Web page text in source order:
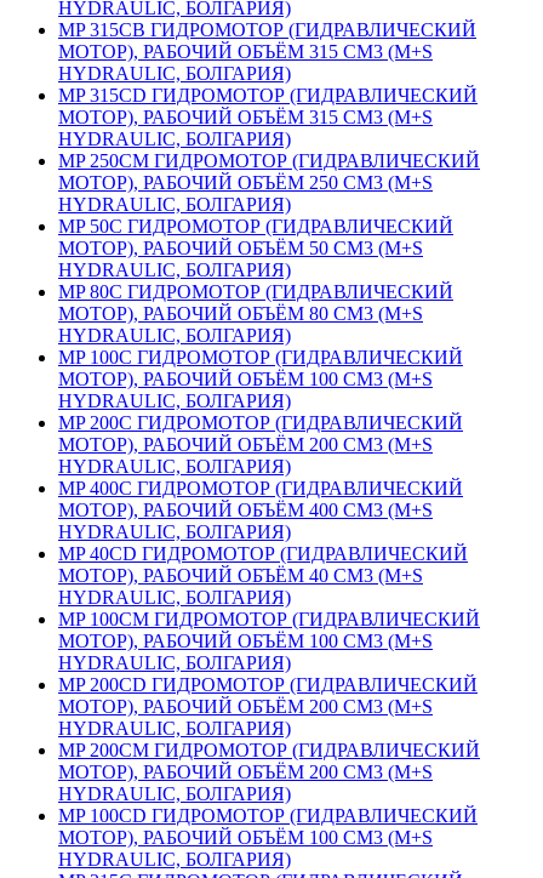
HYDRAULIC, БОЛГАРИЯ)
MP 315СВ ГИДРОМОТОР (ГИДРАВЛИЧЕСКИЙ
МОТОР), РАБОЧИЙ ОБЪЁМ 315 СМ3 (M+S
HYDRAULIC, БОЛГАРИЯ)
MP 315СD ГИДРОМОТОР (ГИДРАВЛИЧЕСКИЙ
МОТОР), РАБОЧИЙ ОБЪЁМ 315 СМ3 (M+S
HYDRAULIC, БОЛГАРИЯ)
MP 250СМ ГИДРОМОТОР (ГИДРАВЛИЧЕСКИЙ
МОТОР), РАБОЧИЙ ОБЪЁМ 250 СМ3 (M+S
HYDRAULIC, БОЛГАРИЯ)
MP 50С ГИДРОМОТОР (ГИДРАВЛИЧЕСКИЙ
МОТОР), РАБОЧИЙ ОБЪЁМ 50 СМ3 (M+S
HYDRAULIC, БОЛГАРИЯ)
MP 80С ГИДРОМОТОР (ГИДРАВЛИЧЕСКИЙ
МОТОР), РАБОЧИЙ ОБЪЁМ 80 СМ3 (M+S
HYDRAULIC, БОЛГАРИЯ)
MP 100С ГИДРОМОТОР (ГИДРАВЛИЧЕСКИЙ
МОТОР), РАБОЧИЙ ОБЪЁМ 100 СМ3 (M+S
HYDRAULIC, БОЛГАРИЯ)
MP 200С ГИДРОМОТОР (ГИДРАВЛИЧЕСКИЙ
МОТОР), РАБОЧИЙ ОБЪЁМ 200 СМ3 (M+S
HYDRAULIC, БОЛГАРИЯ)
MP 400С ГИДРОМОТОР (ГИДРАВЛИЧЕСКИЙ
МОТОР), РАБОЧИЙ ОБЪЁМ 400 СМ3 (M+S
HYDRAULIC, БОЛГАРИЯ)
MP 40СD ГИДРОМОТОР (ГИДРАВЛИЧЕСКИЙ
МОТОР), РАБОЧИЙ ОБЪЁМ 40 СМ3 (M+S
HYDRAULIC, БОЛГАРИЯ)
МP 100СM ГИДРОМОТОР (ГИДРАВЛИЧЕСКИЙ
МОТОР), РАБОЧИЙ ОБЪЁМ 100 СМ3 (M+S
HYDRAULIC, БОЛГАРИЯ)
MP 200СD ГИДРОМОТОР (ГИДРАВЛИЧЕСКИЙ
МОТОР), РАБОЧИЙ ОБЪЁМ 200 СМ3 (M+S
HYDRAULIC, БОЛГАРИЯ)
MP 200СМ ГИДРОМОТОР (ГИДРАВЛИЧЕСКИЙ
МОТОР), РАБОЧИЙ ОБЪЁМ 200 СМ3 (M+S
HYDRAULIC, БОЛГАРИЯ)
MP 100СD ГИДРОМОТОР (ГИДРАВЛИЧЕСКИЙ
МОТОР), РАБОЧИЙ ОБЪЁМ 100 СМ3 (M+S
HYDRAULIC, БОЛГАРИЯ)